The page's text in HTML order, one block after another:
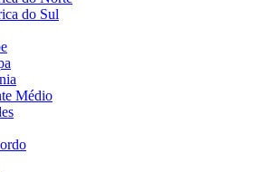
do Sul
Médio